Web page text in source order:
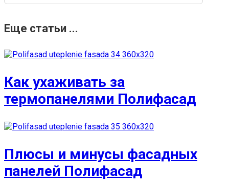
Еще статьи ...
Как ухаживать за
термопанелями Полифасад
Плюсы и минусы фасадных
панелей Полифасад